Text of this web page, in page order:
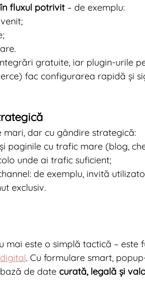
fluxul potrivit – de exemplu:
gratuite, iar plugin-urile
fac configurarea rapidă și
dar cu gândire strategică:
paginile cu trafic mare (blog,
unde ai trafic suficient;
de exemplu, invită
exclusiv.
mai este o simplă tactică – este
. Cu formulare smart,
de date curată, legală și